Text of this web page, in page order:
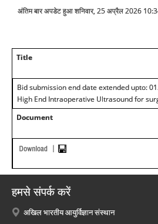
अंतिम बार अपडेट हुआ शनिवार, 25 अप्रैल 2026
Title
Bid submission end date extended upto:
High End Intraoperative Ultrasound for
Document
हमसे संपर्क करें
अखिल भारतीय आयुर्विज्ञान संस्थान